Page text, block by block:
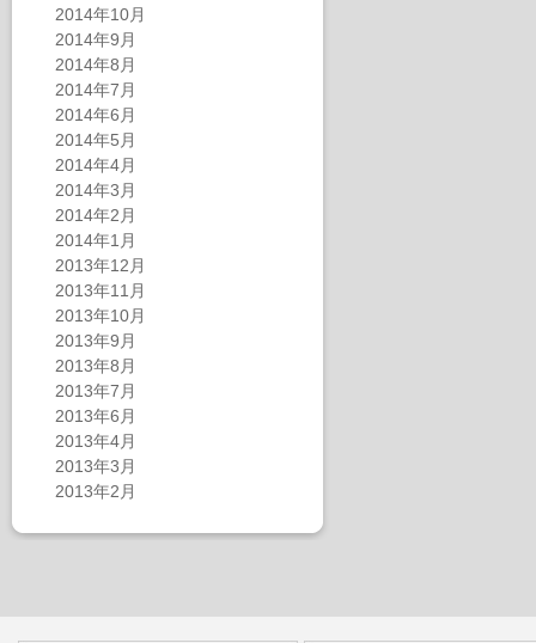
2014年10月
2014年9月
2014年8月
2014年7月
2014年6月
2014年5月
2014年4月
2014年3月
2014年2月
2014年1月
2013年12月
2013年11月
2013年10月
2013年9月
2013年8月
2013年7月
2013年6月
2013年4月
2013年3月
2013年2月